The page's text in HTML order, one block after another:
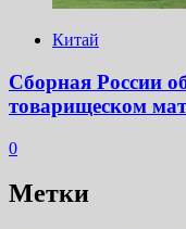
Китай
Сборная России
товарищеском
0
Метки